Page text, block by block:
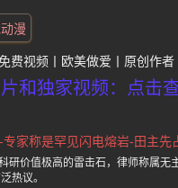
漫
费视频 欧美做爱 原创作者
和独家视频：点击
家称是罕见闪电熔岩-田主先
价值极高的雷击石，律师称属无
热议。